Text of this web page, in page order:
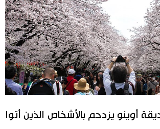
أوينو يزدحم بالأشخاص الذين أتوا